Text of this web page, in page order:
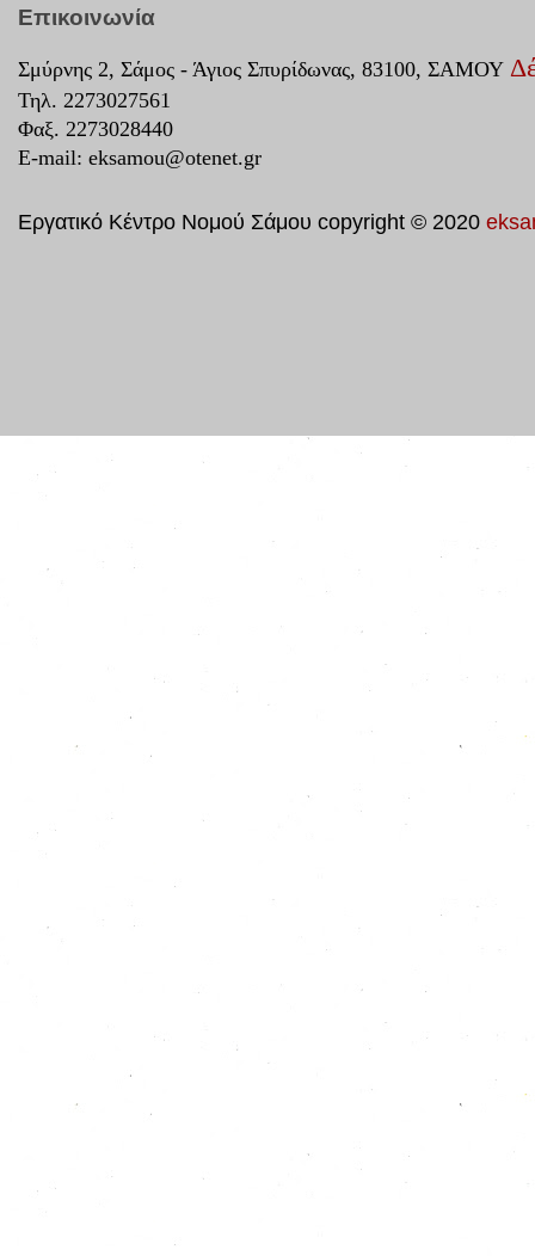
Επικοινωνία
Σμύρνης 2, Σάμος - Άγιος Σπυρίδωνας, 83100, ΣΑΜΟΥ
Τηλ. 2273027561
Φαξ. 2273028440
E-mail: eksamou@otenet.gr
Εργατικό Κέντρο Νομού Σάμου copyright © 2020